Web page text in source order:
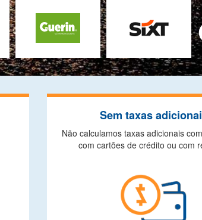
Sem taxas
Não calculamos taxas adicionais
com cartões de crédito ou com